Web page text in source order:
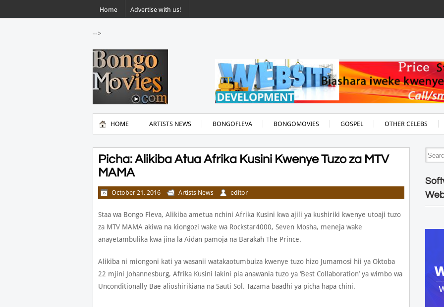
Home Advertise with us!
-->
HOME ARTISTS NEWS BONGOFLEVA BONGOMOVIES GOSPEL OTHER CELEBS
Picha: Alikiba Atua Afrika Kusini Kwenye Tuzo za MTV
MAMA
October 21, 2016 Artists News editor
Staa wa Bongo Fleva, Alikiba ametua nchini Afrika Kusini kwa ajili ya kushiriki kwenye utoaji tuzo
za MTV MAMA akiwa na kiongozi wake wa Rockstar4000, Seven Mosha, meneja wake
anayetambulika kwa jina la Aidan pamoja na Barakah The Prince.
Alikiba ni miongoni kati ya wasanii watakaotumbuiza kwenye tuzo hizo Jumamosi hii ya Oktoba
22 mjini Johannesburg, Afrika Kusini lakini pia anawania tuzo ya ‘Best Collaboration’ ya wimbo wa
Unconditionally Bae alioshirikiana na Sauti Sol. Tazama baadhi ya picha hapa chini.